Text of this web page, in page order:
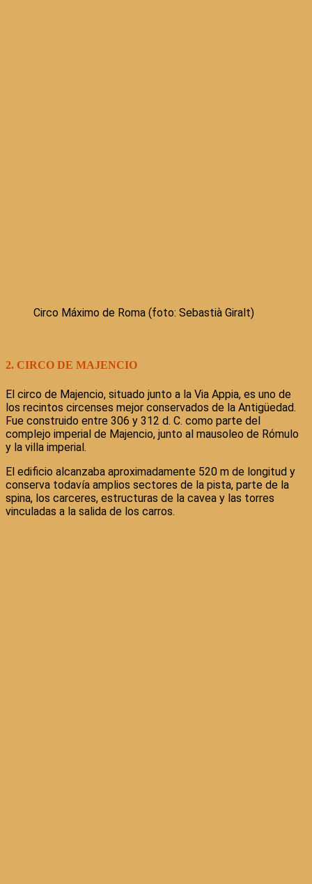
Circo Máximo de Roma (foto: Sebastià Giralt)
2. CIRCO DE MAJENCIO
El circo de Majencio, situado junto a la Via Appia, es uno de
los recintos circenses mejor conservados de la Antigüedad.
Fue construido entre 306 y 312 d. C. como parte del
complejo imperial de Majencio, junto al mausoleo de Rómulo
y la villa imperial.
El edificio alcanzaba aproximadamente 520 m de longitud y
conserva todavía amplios sectores de la pista, parte de la
spina, los carceres, estructuras de la cavea y las torres
vinculadas a la salida de los carros.